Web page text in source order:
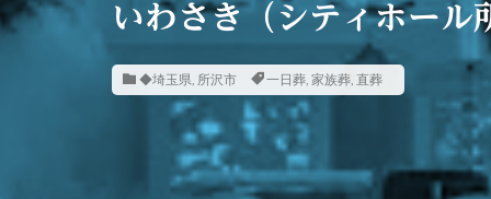
いわさき（シティホール
◆埼玉県, 所沢市 一日葬, 家族葬, 直葬